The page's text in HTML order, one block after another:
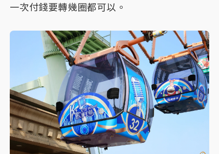
一次付錢要轉幾圈都可以。